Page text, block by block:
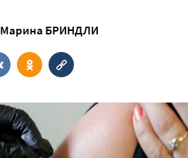
Марина БРИНДЛИ